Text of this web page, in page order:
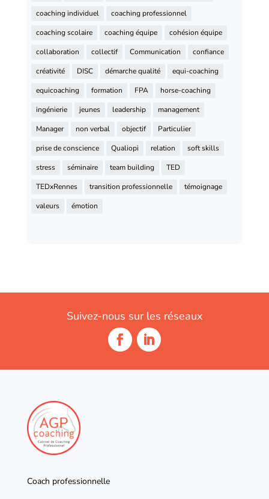
coaching individuel
coaching professionnel
coaching scolaire
coaching équipe
cohésion équipe
collaboration
collectif Communication
confiance
créativité
DISC démarche qualité
equi-coaching
equicoaching
formation FPA
horse-coaching
ingénierie
jeunes leadership
management
Manager
non verbal objectif
Particulier
prise de conscience
Qualiopi relation
soft skills
stress
séminaire team building
TED
TEDxRennes
transition professionnelle
témoignage
valeurs
émotion
Suivez-nous sur les réseaux
Coach professionnelle